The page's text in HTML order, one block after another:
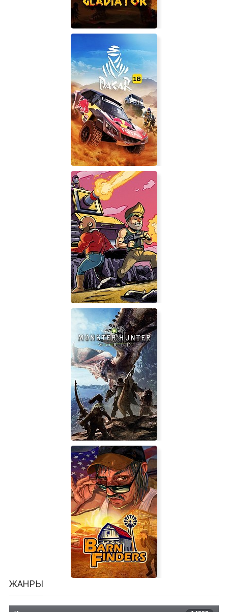
Story of a Gladiator
Dakar 18
Omega Strike
MONSTER HUNTER: WORLD
ЖАНРЫ